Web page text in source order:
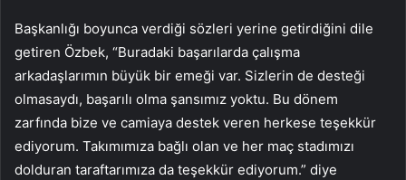
Başkanlığı boyunca verdiği sözleri yerine getirdiğini dile
getiren Özbek, “Buradaki başarılarda çalışma
arkadaşlarımın büyük bir emeği var. Sizlerin de desteği
olmasaydı, başarılı olma şansımız yoktu. Bu dönem
zarfında bize ve camiaya destek veren herkese teşekkür
ediyorum. Takımımıza bağlı olan ve her maç stadımızı
dolduran taraftarımıza da teşekkür ediyorum.” diye